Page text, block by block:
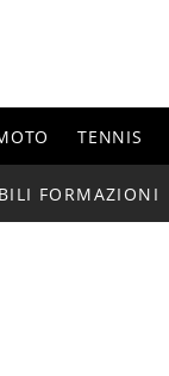
TENNIS
FORMAZIONI